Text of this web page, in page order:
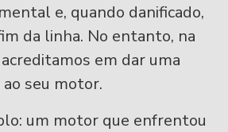
e, quando danificado,
da linha. No entanto, na
em dar uma
seu motor.
um motor que enfrentou